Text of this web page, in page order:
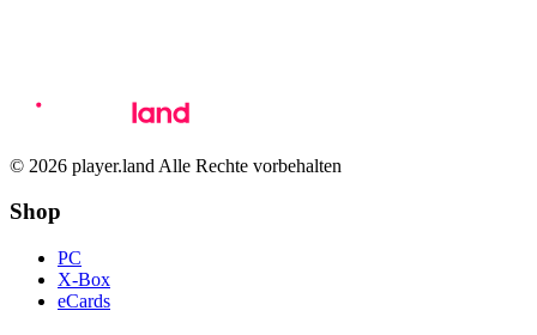
© 2026 player.land Alle Rechte vorbehalten
Shop
PC
X-Box
eCards